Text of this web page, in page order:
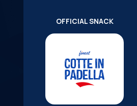
OFFICIAL SNACK